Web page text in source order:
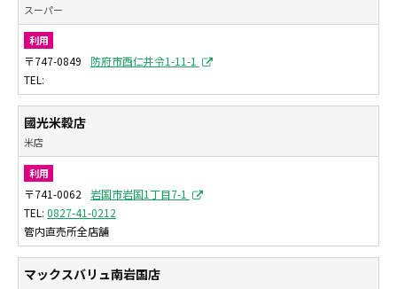
スーパー
利用
〒747-0849 防府市西仁井令1-11-1
國光米穀店
米店
利用
〒741-0062
岩国市岩国1丁目7-1
0827-41-0212
管内直売所全店舗
マックスバリュ南岩国店